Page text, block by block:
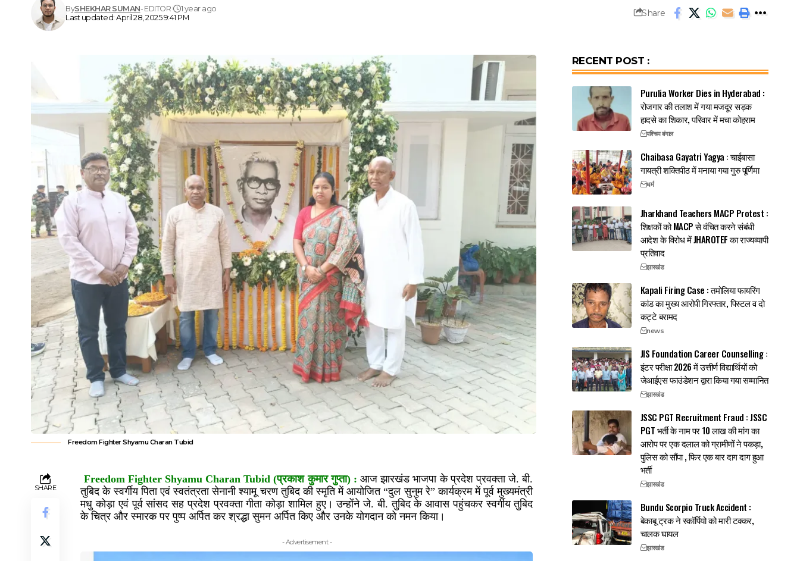
Last updated: April 28, 2025 9:41 PM
BySHEKHAR SUMAN- EDITOR 1 year ago Share
Freedom Fighter Shyamu Charan Tubid
SHARE
Freedom Fighter Shyamu Charan Tubid (प्रकाश कुमार गुप्ता) : आज झारखंड भाजपा के प्रदेश प्रवक्ता जे. बी.
तुबिद के स्वर्गीय पिता एवं स्वतंत्रता सेनानी श्यामू चरण तुबिद की स्मृति में आयोजित “दुल सुनुम रे” कार्यक्रम में पूर्व मुख्यमंत्री
मधु कोड़ा एवं पूर्व सांसद सह प्रदेश प्रवक्ता गीता कोड़ा शामिल हुए। उन्होंने जे. बी. तुबिद के आवास पहुंचकर स्वर्गीय तुबिद
के चित्र और स्मारक पर पुष्प अर्पित कर श्रद्धा सुमन अर्पित किए और उनके योगदान को नमन किया।
- Advertisement -
RECENT POST :
Purulia Worker Dies in Hyderabad :
रोजगार की तलाश में गया मजदूर सड़क
हादसे का शिकार, परिवार में मचा कोहराम
पश्चिम बंगाल
Chaibasa Gayatri Yagya : चाईबासा
गायत्री शक्तिपीठ में मनाया गया गुरु पूर्णिमा
धर्म
Jharkhand Teachers MACP Protest :
शिक्षकों को MACP से वंचित करने संबंधी
आदेश के विरोध में JHAROTEF का राज्यव्यापी
प्रतिवाद
झारखंड
Kapali Firing Case : तमोलिया फायरिंग
कांड का मुख्य आरोपी गिरफ्तार, पिस्टल व दो
कट्टे बरामद
news
JIS Foundation Career Counselling :
इंटर परीक्षा 2026 में उत्तीर्ण विद्यार्थियों को
जेआईएस फाउंडेशन द्वारा किया गया सम्मानित
झारखंड
JSSC PGT Recruitment Fraud : JSSC
PGT भर्ती के नाम पर 10 लाख की मांग का
आरोप पर एक दलाल को ग्रामीणों ने पकड़ा,
पुलिस को सौंपा , फिर एक बार दाग दाग हुआ
भर्ती
झारखंड
Bundu Scorpio Truck Accident :
बेकाबू ट्रक ने स्कॉर्पियो को मारी टक्कर,
चालक घायल
झारखंड